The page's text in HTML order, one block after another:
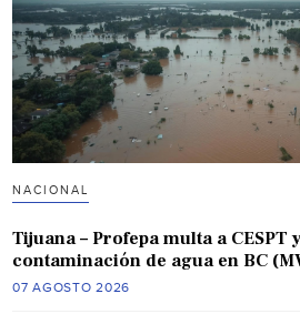
NACIONAL
Tijuana – Profepa multa a CESPT
contaminación de agua en BC
07 AGOSTO 2026